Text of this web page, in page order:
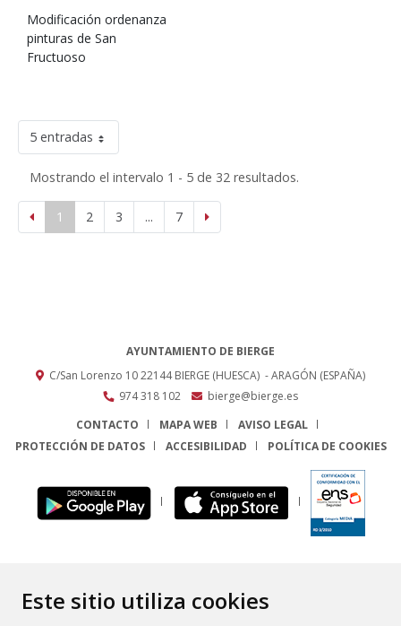
Este sitio utiliza cookies
Modificación ordenanza
pinturas de San
Fructuoso
5 entradas
Mostrando el intervalo 1 - 5 de 32 resultados.
1 2 3 ... 7
AYUNTAMIENTO DE BIERGE
C/San Lorenzo 1022144 BIERGE (HUESCA) - ARAGÓN (ESPAÑA)
974 318 102
bierge@bierge.es
CONTACTO
MAPA WEB
AVISO LEGAL
PROTECCIÓN DE DATOS
ACCESIBILIDAD POLÍTICA DE COOKIES